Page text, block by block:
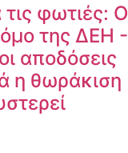
φωτιές: Ο
της ΔΕΗ -
αποδόσεις
η θωράκιση